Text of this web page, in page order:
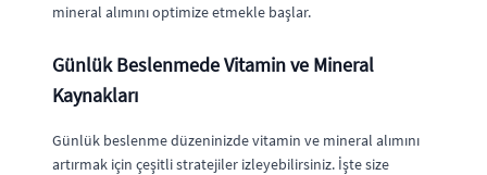
mineral alımını optimize etmekle başlar.
Günlük Beslenmede Vitamin ve Mineral
Kaynakları
Günlük beslenme düzeninizde vitamin ve mineral alımını
artırmak için çeşitli stratejiler izleyebilirsiniz. İşte size